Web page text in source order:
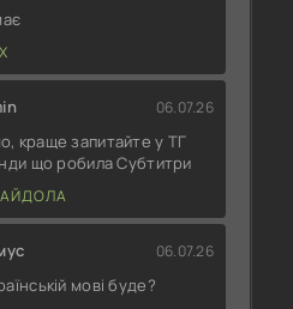
06.07.26
краще запитайте у ТГ
що робила Субтитри
06.07.26
мові буде?